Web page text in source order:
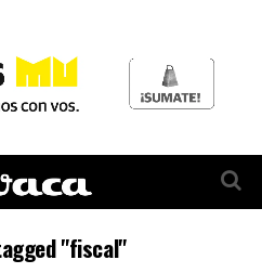
"fiscal"